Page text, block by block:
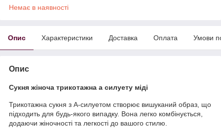
Немає в наявності
Опис Характеристики Доставка Оплата Умови
Опис
Сукня жіноча трикотажна а силуету міді
Трикотажна сукня з А-силуетом створює вишуканий образ, що
підходить для будь-якого випадку. Вона легко комбінується,
додаючи жіночності та легкості до вашого стилю.